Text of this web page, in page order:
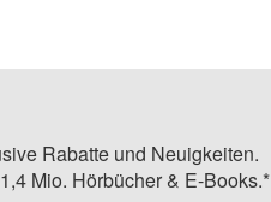
Rabatte und Neuigkeiten.
Mio. Hörbücher & E-Books.*